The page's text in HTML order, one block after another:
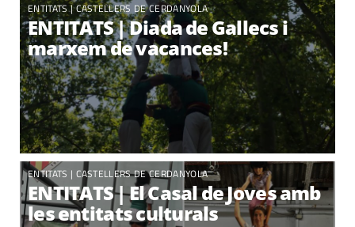
ENTITATS|CASTELLERS DE CERDANYOLA
ENTITATS | Diada de Gallecs i
marxem de vacances!
ENTITATS | CASTELLERS DE CERDANYOLA
ENTITATS | El Casal de Joves amb
les entitats culturals